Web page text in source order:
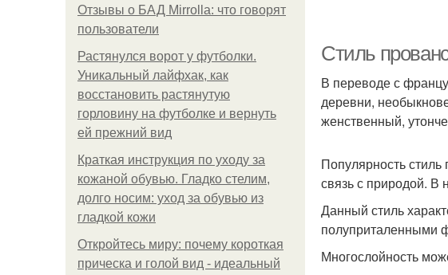
Отзывы о БАД Mirrolla: что говорят
пользователи
Растянулся ворот у футболки.
Уникальный лайфхак, как
восстановить растянутую
горловину на футболке и вернуть
ей прежний вид
Краткая инструкция по уходу за
кожаной обувью. Гладко стелим,
долго носим: уход за обувью из
гладкой кожи
Откройтесь миру: почему короткая
прическа и голой вид - идеальный
Стиль
В переводе с
деревни,
женственный,
Популярность
связь с природой. В
Данный стиль
полуприталенными
Многослойность